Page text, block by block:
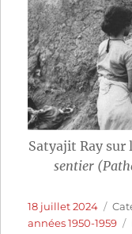
Satyajit Ray sur
sentier
Publié
le
18 juillet 2024
années 1950-1959